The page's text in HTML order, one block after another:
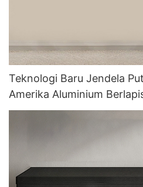
Teknologi Baru Jendela
Amerika Aluminium